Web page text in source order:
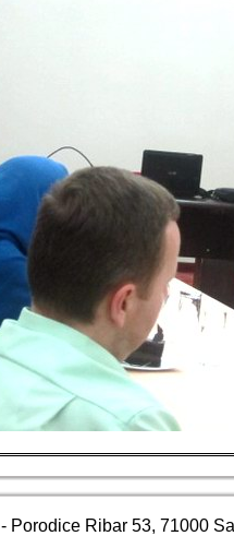
- Porodice Ribar 53, 71000